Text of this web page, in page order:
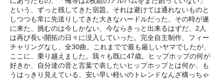
という、ずっと残してきた宿題。それは避けては通れないものと
しつつも常に先送りしてきた大きなハードルだった。その時が遂
に来た、挑むのは今しかない、今ならきっと出来るはずだ、2人
は再び長い開拓の日々に没入していった。完全自主制作、フィー
チャリングなし、全30曲。これまでで最も厳しいヤマでしたが、
ここに、乗り越えました。我々も既に47歳。ヒップホップの何が
好きか、自分達の音と言葉で表したいヒップホップとは何か、も
うはっきり見えている。安い早い軽いのトレンドなんざ構っちゃ